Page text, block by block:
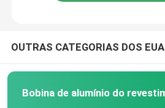
OUTRAS CATEGORIAS DOS EUA